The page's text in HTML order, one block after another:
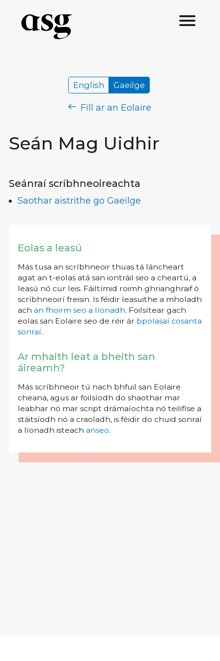
Seán Mag Uidhir
English Gaeilge
Fill ar an Eolaire
Seánraí scríbhneoireachta
Saothar aistrithe go Gaeilge
Eolas a leasú
Más tusa an scríbhneoir thuas tá láncheart
agat an t-eolas atá san iontráil seo a cheartú, a
leasú nó cur leis. Fáiltímid roimh ghrianghraif ó
scríbhneoirí freisin. Is féidir leasuithe a mholadh
ach an fhoirm seo a líonadh. Foilsítear gach
eolas san Eolaire seo de réir ár bpolasaí cosanta
sonraí.
Ar mhaith leat a bheith san
áireamh?
Más scríbhneoir tú nach bhfuil san Eolaire
cheana, agus ar foilsíodh do shaothar mar
leabhar nó mar script drámaíochta nó teilifíse a
stáitsíodh nó a craoladh, is féidir do chuid sonraí
a líonadh isteach anseo.